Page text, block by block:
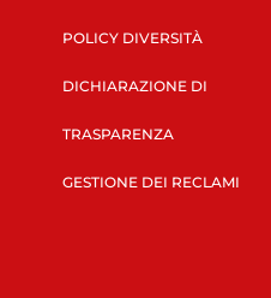
POLICY DIVERSITÀ
DICHIARAZIONE DI
TRASPARENZA
GESTIONE DEI RECLAMI